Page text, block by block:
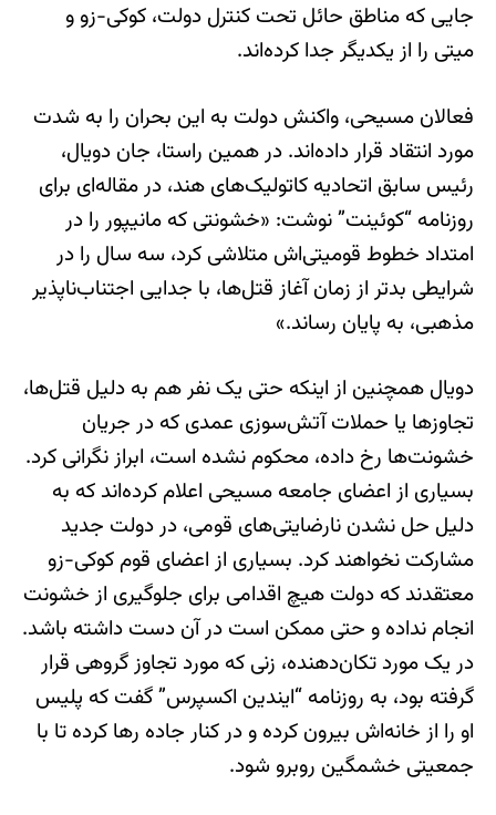
جایی که مناطق حائل تحت کنترل دولت، کوکی-زو و
میتی را از یکدیگر جدا کرده‌اند.
فعالان مسیحی، واکنش دولت به این بحران را به شدت
مورد انتقاد قرار داده‌اند. در همین راستا، جان دویال،
رئیس سابق اتحادیه کاتولیک‌های هند، در مقاله‌ای برای
روزنامه “کوئینت” نوشت: «خشونتی که مانیپور را در
امتداد خطوط قومیتی‌اش متلاشی کرد، سه سال را در
شرایطی بدتر از زمان آغاز قتل‌ها، با جدایی اجتناب‌ناپذیر
مذهبی، به پایان رساند.»
دویال همچنین از اینکه حتی یک نفر هم به دلیل قتل‌ها،
تجاوزها یا حملات آتش‌سوزی عمدی که در جریان
خشونت‌ها رخ داده، محکوم نشده است، ابراز نگرانی کرد.
بسیاری از اعضای جامعه مسیحی اعلام کرده‌اند که به
دلیل حل نشدن نارضایتی‌های قومی، در دولت جدید
مشارکت نخواهند کرد. بسیاری از اعضای قوم کوکی-زو
معتقدند که دولت هیچ اقدامی برای جلوگیری از خشونت
انجام نداده و حتی ممکن است در آن دست داشته باشد.
در یک مورد تکان‌دهنده، زنی که مورد تجاوز گروهی قرار
گرفته بود، به روزنامه “ایندین اکسپرس” گفت که پلیس
او را از خانه‌اش بیرون کرده و در کنار جاده رها کرده تا با
جمعیتی خشمگین روبرو شود.